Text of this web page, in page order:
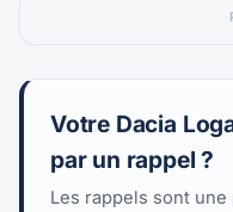
Votre Dacia
par un rappel ?
Les rappels sont une